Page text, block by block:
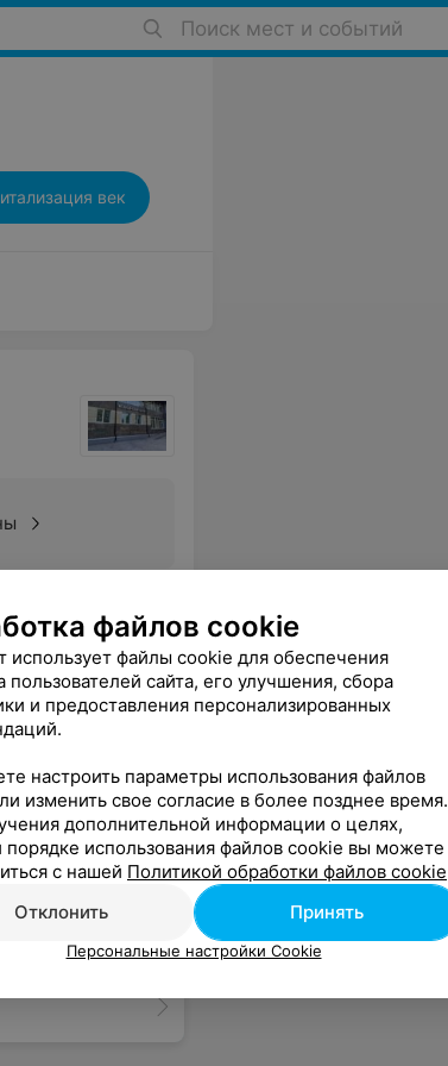
Поиск мест и событий
век
файлов cookie
использует файлы cookie для обеспечения
пользователей сайта, его улучшения, сбора
и предоставления персонализированных
настроить параметры использования файлов
изменить свое согласие в более позднее время.
дополнительной информации о целях,
порядке использования файлов cookie вы можете
с нашей Политикой обработки файлов cookie
Отклонить
Принять
Персональные настройки Cookie